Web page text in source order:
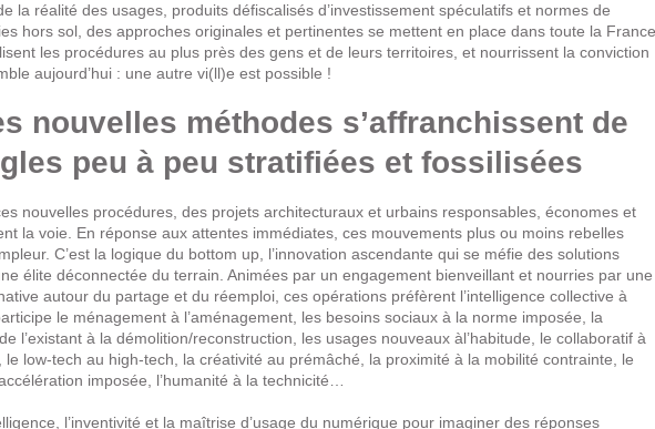
la réalité des usages, produits défiscalisés d’investissement spéculatifs et normes de
hors sol, des approches originales et pertinentes se mettent en place dans toute la
les procédures au plus près des gens et de leurs territoires, et nourrissent la conviction
aujourd’hui : une autre vi(ll)e est possible !
nouvelles méthodes s’affranchissent de
peu à peu stratifiées et fossilisées
nouvelles procédures, des projets architecturaux et urbains responsables, économes et
la voie. En réponse aux attentes immédiates, ces mouvements plus ou moins rebelles
C’est la logique du bottom up, l’innovation ascendante qui se méfie des solutions
élite déconnectée du terrain. Animées par un engagement bienveillant et nourries par une
autour du partage et du réemploi, ces opérations préfèrent l’intelligence collective à
le ménagement à l’aménagement, les besoins sociaux à la norme imposée, la
l’existant à la démolition/reconstruction, les usages nouveaux àl’habitude, le collaboratif à
le low-tech au high-tech, la créativité au prémâché, la proximité à la mobilité contrainte, le
imposée, l’humanité à la technicité…
l’inventivité et la maîtrise d’usage du numérique pour imaginer des réponses